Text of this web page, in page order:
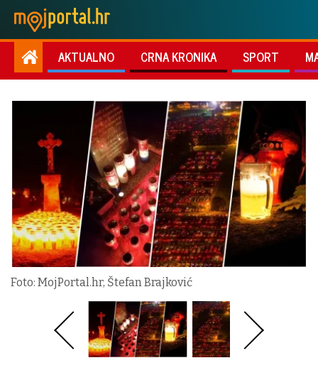
AKTUALNO CRNA KRONIKA SPORT
Foto: MojPortal.hr, Štefan Brajković